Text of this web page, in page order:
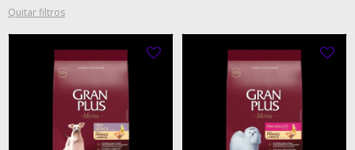
Quitar filtros